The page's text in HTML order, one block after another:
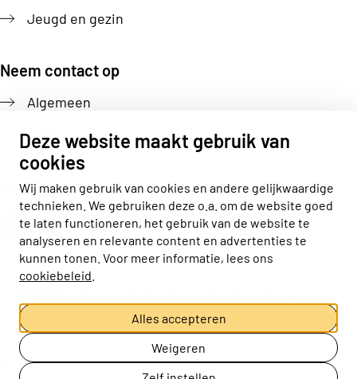
Deze website maakt gebruik van
cookies
Wij maken gebruik van cookies en andere gelijkwaardige
technieken. We gebruiken deze o.a. om de website goed
te laten functioneren, het gebruik van de website te
analyseren en relevante content en advertenties te
kunnen tonen. Voor meer informatie, lees ons
cookiebeleid
Alles accepteren
Weigeren
Jeugd en gezin
Neem contact op
Algemeen
Pers
Volg ons
Actiz linkedin
Actiz instagram
Actiz youtube
Actiz facebook
Cookie-instellingen aanpassen
© ActiZ